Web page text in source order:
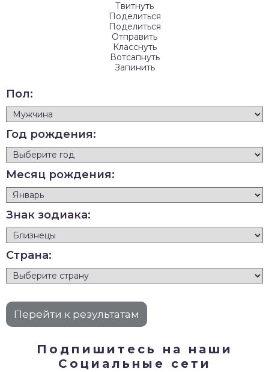
Твитнуть
Поделиться
Поделиться
Отправить
Класснуть
Вотсапнуть
Запинить
Пол:
Год рождения:
Месяц рождения:
Знак зодиака:
Страна:
Подпишитесь на наши
Социальные сети